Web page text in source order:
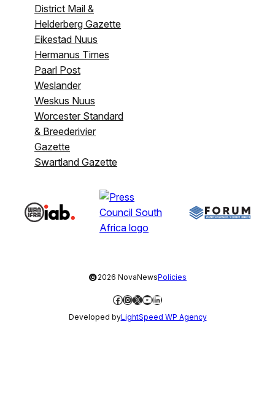
District Mail &
Helderberg Gazette
Eikestad Nuus
Hermanus Times
Paarl Post
Weslander
Weskus Nuus
Worcester Standard
& Breederivier
Gazette
Swartland Gazette
©2026 NovaNewsPolicies
Facebook
Instagram
X YouTube
LinkedIn
Developed byLightSpeed WP Agency